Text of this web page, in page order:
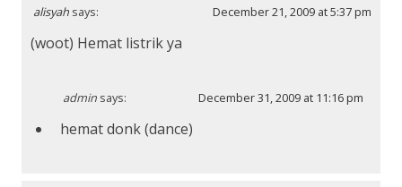
alisyah says: December 21, 2009 at 5:37 pm
(woot) Hemat listrik ya
admin says: December 31, 2009 at 11:16 pm
hemat donk (dance)